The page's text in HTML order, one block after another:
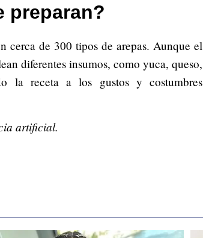
preparan?
cerca de 300 tipos de arepas. Aunque el
diferentes insumos, como yuca, queso,
la receta a los gustos y costumbres
artificial.